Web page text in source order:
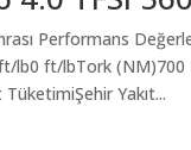
Performans
ft/lbTork (NM)700
Yakıt...